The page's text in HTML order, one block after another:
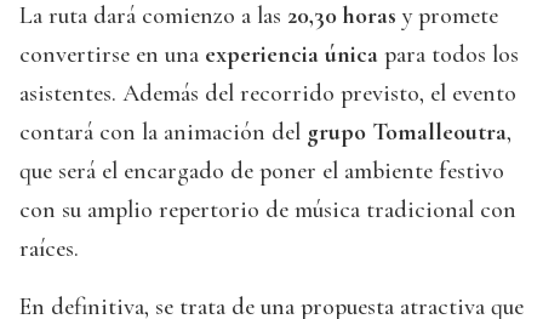
La ruta dará comienzo a las 20,30 horas y promete
convertirse en una experiencia única para todos los
asistentes. Además del recorrido previsto, el evento
contará con la animación del grupo Tomalleoutra,
que será el encargado de poner el ambiente festivo
con su amplio repertorio de música tradicional con
raíces.
En definitiva, se trata de una propuesta atractiva que